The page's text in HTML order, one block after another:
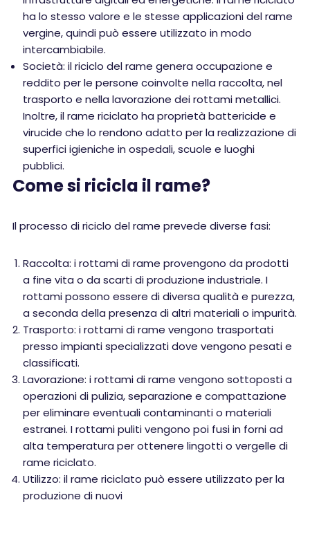
ha lo stesso valore e le stesse applicazioni del rame
vergine, quindi può essere utilizzato in modo
intercambiabile.
Società: il riciclo del rame genera occupazione e
reddito per le persone coinvolte nella raccolta, nel
trasporto e nella lavorazione dei rottami metallici.
Inoltre, il rame riciclato ha proprietà battericide e
virucide che lo rendono adatto per la realizzazione di
superfici igieniche in ospedali, scuole e luoghi
pubblici.
Come si ricicla il rame?
Il processo di riciclo del rame prevede diverse fasi:
Raccolta: i rottami di rame provengono da prodotti
a fine vita o da scarti di produzione industriale. I
rottami possono essere di diversa qualità e purezza,
a seconda della presenza di altri materiali o impurità.
Trasporto: i rottami di rame vengono trasportati
presso impianti specializzati dove vengono pesati e
classificati.
Lavorazione: i rottami di rame vengono sottoposti a
operazioni di pulizia, separazione e compattazione
per eliminare eventuali contaminanti o materiali
estranei. I rottami puliti vengono poi fusi in forni ad
alta temperatura per ottenere lingotti o vergelle di
rame riciclato.
Utilizzo: il rame riciclato può essere utilizzato per la
produzione di nuovi